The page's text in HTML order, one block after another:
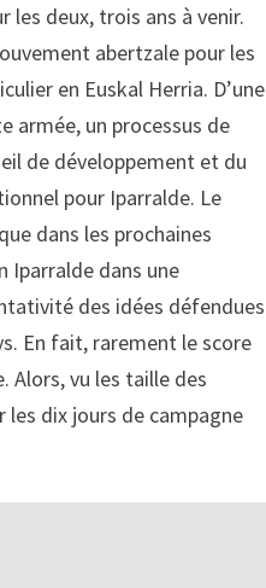
deux, trois ans à venir.
abertzale pour les
en Euskal Herria. D’une
armée, un processus de
de développement et du
pour Iparralde. Le
dans les prochaines
Iparralde dans une
des idées défendues
En fait, rarement le score
Alors, vu les taille des
dix jours de campagne